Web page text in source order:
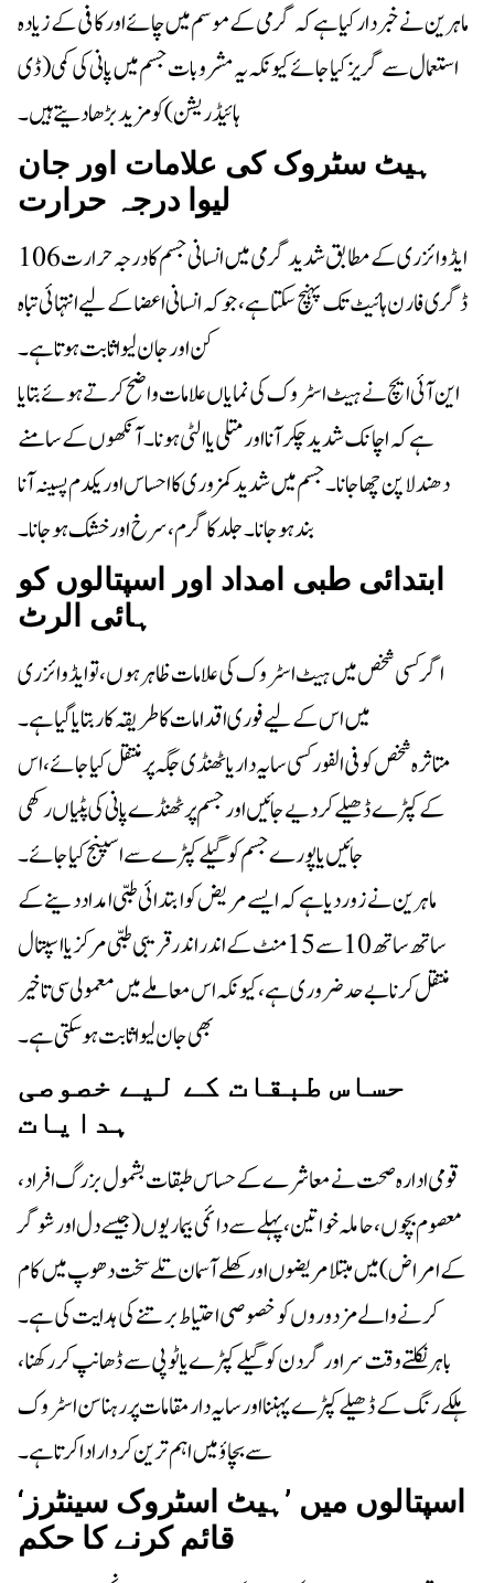
استعمال سے گریز کیا جائے کیونکہ یہ مشروبات جسم میں پانی کی کمی (ڈی
ہائیڈریشن) کو مزید بڑھا دیتے ہیں۔
ہیٹ سٹروک کی علامات اور جان
لیوا درجہ حرارت
ایڈوائزری کے مطابق شدید گرمی میں انسانی جسم کا درجہ حرارت 106
ڈگری فارن ہائیٹ تک پہنچ سکتا ہے، جو کہ انسانی اعضا کے لیے انتہائی تباہ
کن اور جان لیوا ثابت ہوتا ہے۔
این آئی ایچ نے ہیٹ اسٹروک کی نمایاں علامات واضح کرتے ہوئے بتایا
ہے کہ اچانک شدید چکر آنا اور متلی یا الٹی ہونا۔ آنکھوں کے سامنے
دھندلا پن چھا جانا۔ جسم میں شدید کمزوری کا احساس اور یکدم پسینہ آنا
بند ہو جانا۔ جلد کا گرم، سرخ اور خشک ہو جانا۔
ابتدائی طبی امداد اور اسپتالوں کو
ہائی الرٹ
اگر کسی شخص میں ہیٹ اسٹروک کی علامات ظاہر ہوں، تو ایڈوائزری
میں اس کے لیے فوری اقدامات کا طریقہ کار بتایا گیا ہے۔
متاثرہ شخص کو فی الفور کسی سایہ دار یا ٹھنڈی جگہ پر منتقل کیا جائے، اس
کے کپڑے ڈھیلے کر دیے جائیں اور جسم پر ٹھنڈے پانی کی پٹیاں رکھی
جائیں یا پورے جسم کو گیلے کپڑے سے اسپنج کیا جائے۔
ماہرین نے زور دیا ہے کہ ایسے مریض کو ابتدائی طبی امداد دینے کے
ساتھ ساتھ 10 سے 15 منٹ کے اندر اندر قریبی طبی مرکز یا اسپتال
منتقل کرنا بے حد ضروری ہے، کیونکہ اس معاملے میں معمولی سی تاخیر
بھی جان لیوا ثابت ہو سکتی ہے۔
حساس طبقات کے لیے خصوصی
ہدایات
قومی ادارہ صحت نے معاشرے کے حساس طبقات بشمول بزرگ افراد،
معصوم بچوں، حاملہ خواتین، پہلے سے دائمی بیماریوں (جیسے دل اور شوگر
کے امراض) میں مبتلا مریضوں اور کھلے آسمان تلے سخت دھوپ میں کام
کرنے والے مزدوروں کو خصوصی احتیاط برتنے کی ہدایت کی ہے۔
باہر نکلتے وقت سر اور گردن کو گیلے کپڑے یا ٹوپی سے ڈھانپ کر رکھنا،
ہلکے رنگ کے ڈھیلے کپڑے پہننا اور سایہ دار مقامات پر رہنا سن اسٹروک
سے بچاؤ میں اہم ترین کردار ادا کرتا ہے۔
اسپتالوں میں ’ہیٹ اسٹروک سینٹرز‘
قائم کرنے کا حکم